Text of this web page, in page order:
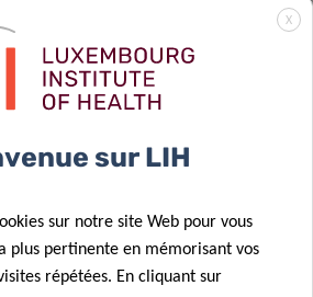
X
sur LIH
sur notre site Web pour vous
plus pertinente en mémorisant vos
répétées. En cliquant sur